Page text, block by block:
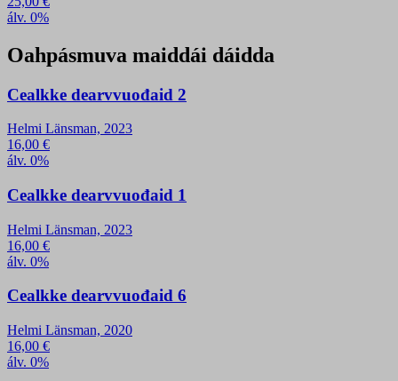
álv. 0%
Oahpásmuva maiddái dáidda
Cealkke dearvvuođaid 2
Helmi Länsman, 2023
16,00 €
álv. 0%
Cealkke dearvvuođaid 1
Helmi Länsman, 2023
16,00 €
álv. 0%
Cealkke dearvvuođaid 6
Helmi Länsman, 2020
16,00 €
álv. 0%